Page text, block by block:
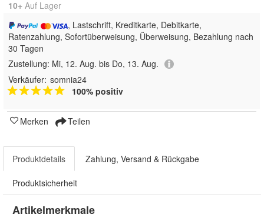
10+ Auf Lager
, Lastschrift, Kreditkarte, Debitkarte,
Ratenzahlung, Sofortüberweisung, Überweisung, Bezahlung nach
30 Tagen
Zustellung: Mi, 12. Aug. bis Do, 13. Aug.
Verkäufer: somnia24
100% positiv
Merken Teilen
Produktdetails Zahlung, Versand & Rückgabe
Produktsicherheit
Artikelmerkmale